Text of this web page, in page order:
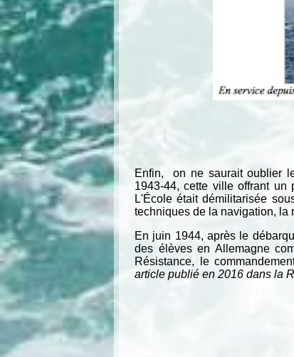
Enfin, on ne saurait oublier
1943-44, cette ville offrant
L'École était démilitarisée
techniques de la navigation, la
En juin 1944, après le
des élèves en Allemagne
Résistance, le
article publié en 2016 dans la